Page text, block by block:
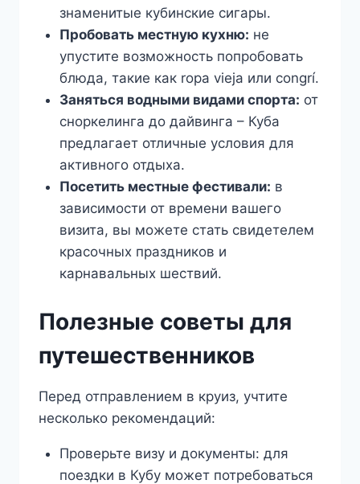
знаменитые кубинские сигары.
Пробовать местную кухню: не
упустите возможность попробовать
блюда, такие как ropa vieja или congrí.
Заняться водными видами спорта: от
сноркелинга до дайвинга – Куба
предлагает отличные условия для
активного отдыха.
Посетить местные фестивали: в
зависимости от времени вашего
визита, вы можете стать свидетелем
красочных праздников и
карнавальных шествий.
Полезные советы для
путешественников
Перед отправлением в круиз, учтите
несколько рекомендаций:
Проверьте визу и документы: для
поездки в Кубу может потребоваться